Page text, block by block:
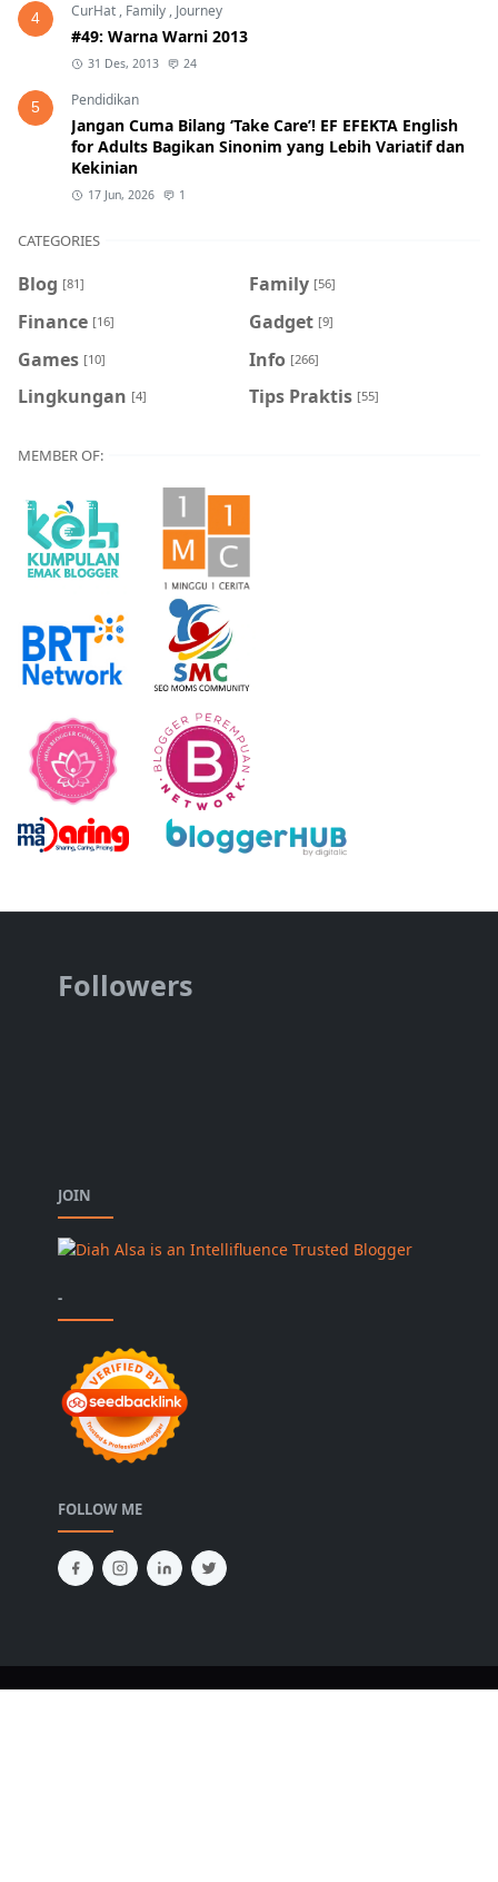
4 CurHat , Family , Journey
#49: Warna Warni 2013
31 Des, 2013 24
5 Pendidikan
Jangan Cuma Bilang ‘Take Care’! EF EFEKTA English
for Adults Bagikan Sinonim yang Lebih Variatif dan
Kekinian
17 Jun, 2026 1
CATEGORIES
Blog [81] Family [56]
Finance [16] Gadget [9]
Games [10] Info [266]
Lingkungan [4] Tips Praktis [55]
MEMBER OF:
Followers
JOIN
-
FOLLOW ME
Copyright © 2024diahalsa.comDesign byJetTheme.com|